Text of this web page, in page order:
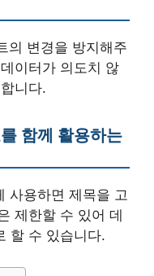
의 변경을 방지해주
이터가 의도치 않
니다.
함께 활용하는
사용하면 제목을 고
제한할 수 있어 데
할 수 있습니다.